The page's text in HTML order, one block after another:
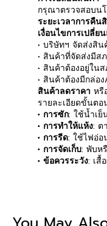
กรุณาตรวจสอบน
ระยะเวลาการคืน
เงื่อนไขการเปลี่ย
• บริษัทฯ จัดส่งสิ
• สินค้าที่จัดส่งมีส
• สินค้าต้องอยู่ใน
• สินค้าต้องมีกล่อ
สินค้าลดราคา หรื
รายละเอียดขั้นตอ
• การซัก: ใช้น้ำเ
• การทำให้แห้ง: ต
• การรีด: ใช้ไฟอ่อ
• การจัดเก็บ: พับห
• ข้อควรระวัง: เสื้